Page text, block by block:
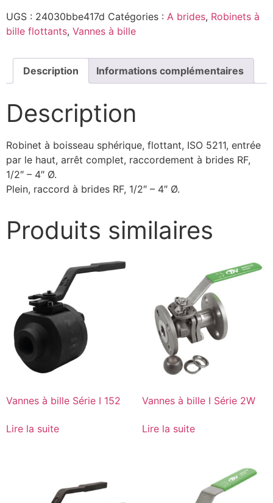
UGS : 24030bbe417d Catégories : A brides, Robinets à
bille flottants, Vannes à bille
Description Informations complémentaires
Description
Robinet à boisseau sphérique, flottant, ISO 5211, entrée
par le haut, arrêt complet, raccordement à brides RF,
1/2″ – 4″ Ø.
Plein, raccord à brides RF, 1/2″ – 4″ Ø.
Produits similaires
Vannes à bille Série I 152
Lire la suite
Vannes à bille I Série 2W
Lire la suite